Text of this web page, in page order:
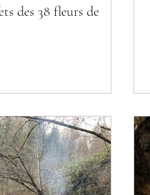
des 38 fleurs de